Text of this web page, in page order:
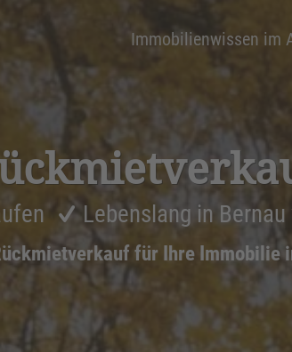
Immobilienwissen im
Lebenslang in
für Ihre Immobilie